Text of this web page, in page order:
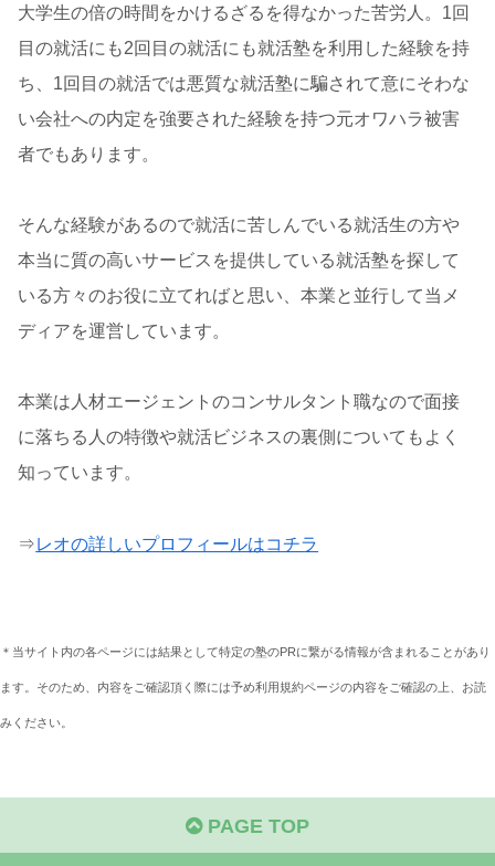
大学生の倍の時間をかけるざるを得なかった苦労人。1回
目の就活にも2回目の就活にも就活塾を利用した経験を持
ち、1回目の就活では悪質な就活塾に騙されて意にそわな
い会社への内定を強要された経験を持つ元オワハラ被害
者でもあります。
そんな経験があるので就活に苦しんでいる就活生の方や
本当に質の高いサービスを提供している就活塾を探して
いる方々のお役に立てればと思い、本業と並行して当メ
ディアを運営しています。
本業は人材エージェントのコンサルタント職なので面接
に落ちる人の特徴や就活ビジネスの裏側についてもよく
知っています。
⇒レオの詳しいプロフィールはコチラ
＊当サイト内の各ページには結果として特定の塾のPRに繋がる情報が含まれることがあり
ます。そのため、内容をご確認頂く際には予め利用規約ページの内容をご確認の上、お読
みください。
PAGE TOP